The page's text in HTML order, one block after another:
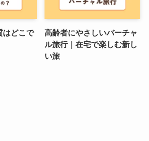
はどこで
高齢者にやさしいバーチャ
ル旅行｜在宅で楽しむ新し
い旅